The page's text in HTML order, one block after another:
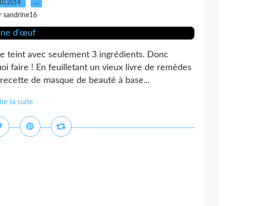
…
sandrine16
teint avec seulement 3 ingrédients. Donc
faire ! En feuilletant un vieux livre de remèdes
de masque de beauté à base...
la suite